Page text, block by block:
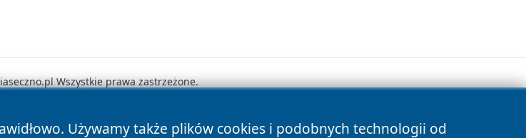
Używamy także plików cookies i podobnych technologii od
Wszystkie prawa zastrzeżone.
Prywatności Polityka Cookies